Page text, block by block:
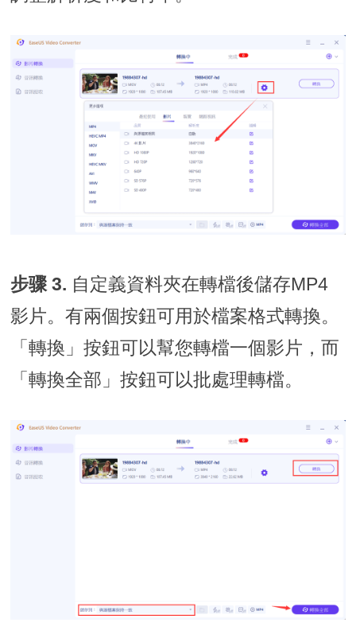
步骤 3. 自定義資料夾在轉檔後儲存MP4
影片。有兩個按鈕可用於檔案格式轉換。
「轉換」按鈕可以幫您轉檔一個影片，而
「轉換全部」按鈕可以批處理轉檔。